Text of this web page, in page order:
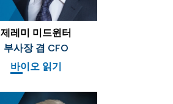
제레미 미드윈터
부사장 겸 CFO
바이오 읽기